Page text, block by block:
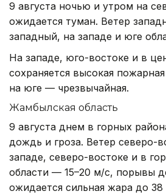
9 августа ночью и утром на
ожидается туман. Ветер
западный, на западе и юге
На западе, юго-востоке и в
сохраняется высокая
на юге — чрезвычайная.
Жамбылская область
9 августа днем в горных
дождь и гроза. Ветер северо-
западе, северо-востоке и в
области — 15–20 м/с, порывы
ожидается сильная жара до 38